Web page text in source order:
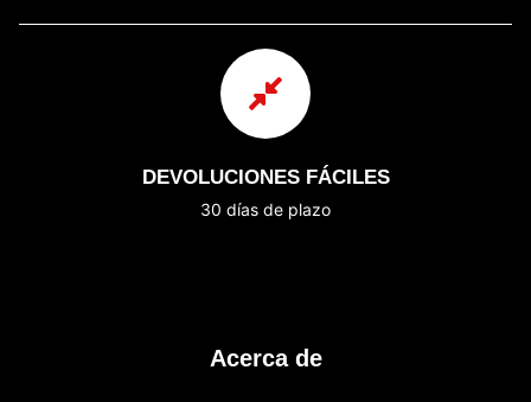
DEVOLUCIONES FÁCILES
30 días de plazo
Acerca de